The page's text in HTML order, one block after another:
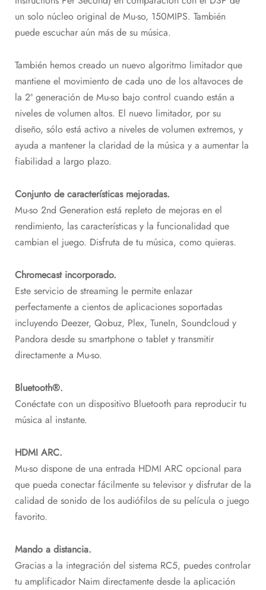
un solo núcleo original de Mu-so, 150MIPS. También
puede escuchar aún más de su música.
También hemos creado un nuevo algoritmo limitador que
mantiene el movimiento de cada uno de los altavoces de
la 2ª generación de Mu-so bajo control cuando están a
niveles de volumen altos. El nuevo limitador, por su
diseño, sólo está activo a niveles de volumen extremos, y
ayuda a mantener la claridad de la música y a aumentar la
fiabilidad a largo plazo.
Conjunto de características mejoradas.
Mu-so 2nd Generation está repleto de mejoras en el
rendimiento, las características y la funcionalidad que
cambian el juego. Disfruta de tu música, como quieras.
Chromecast incorporado.
Este servicio de streaming le permite enlazar
perfectamente a cientos de aplicaciones soportadas
incluyendo Deezer, Qobuz, Plex, TuneIn, Soundcloud y
Pandora desde su smartphone o tablet y transmitir
directamente a Mu-so.
Bluetooth®.
Conéctate con un dispositivo Bluetooth para reproducir tu
música al instante.
HDMI ARC.
Mu-so dispone de una entrada HDMI ARC opcional para
que pueda conectar fácilmente su televisor y disfrutar de la
calidad de sonido de los audiófilos de su película o juego
favorito.
Mando a distancia.
Gracias a la integración del sistema RC5, puedes controlar
tu amplificador Naim directamente desde la aplicación